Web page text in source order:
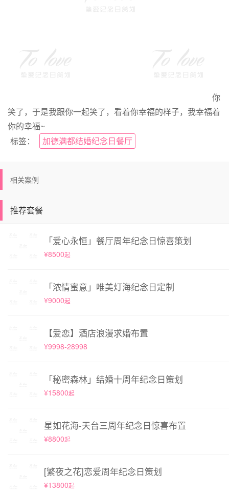
你
笑了，于是我跟你一起笑了，看着你幸福的样子，我幸福着
你的幸福~
标签：
加德满都结婚纪念日餐厅
相关案例
推荐套餐
「爱心永恒」餐厅周年纪念日惊喜策划
¥8500起
「浓情蜜意」唯美灯海纪念日定制
¥9000起
【爱恋】酒店浪漫求婚布置
¥9998-28998
「秘密森林」结婚十周年纪念日策划
¥15800起
星如花海-天台三周年纪念日惊喜布置
¥8800起
[繁夜之花]恋爱周年纪念日策划
¥13800起